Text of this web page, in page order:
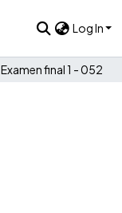
Log In
Examen final 1 - 052